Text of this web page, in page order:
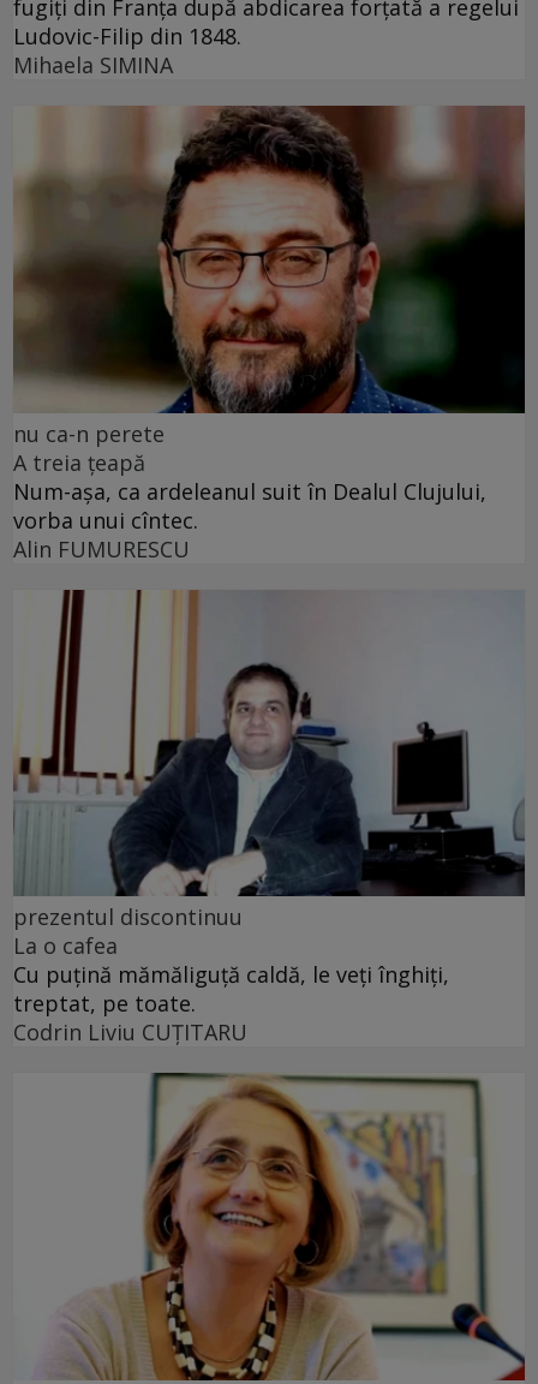
fugiți din Franța după abdicarea forțată a regelui
Ludovic-Filip din 1848.
Mihaela SIMINA
nu ca-n perete
A treia țeapă
Num-așa, ca ardeleanul suit în Dealul Clujului,
vorba unui cîntec.
Alin FUMURESCU
prezentul discontinuu
La o cafea
Cu puţină mămăliguţă caldă, le veţi înghiţi,
treptat, pe toate.
Codrin Liviu CUŢITARU